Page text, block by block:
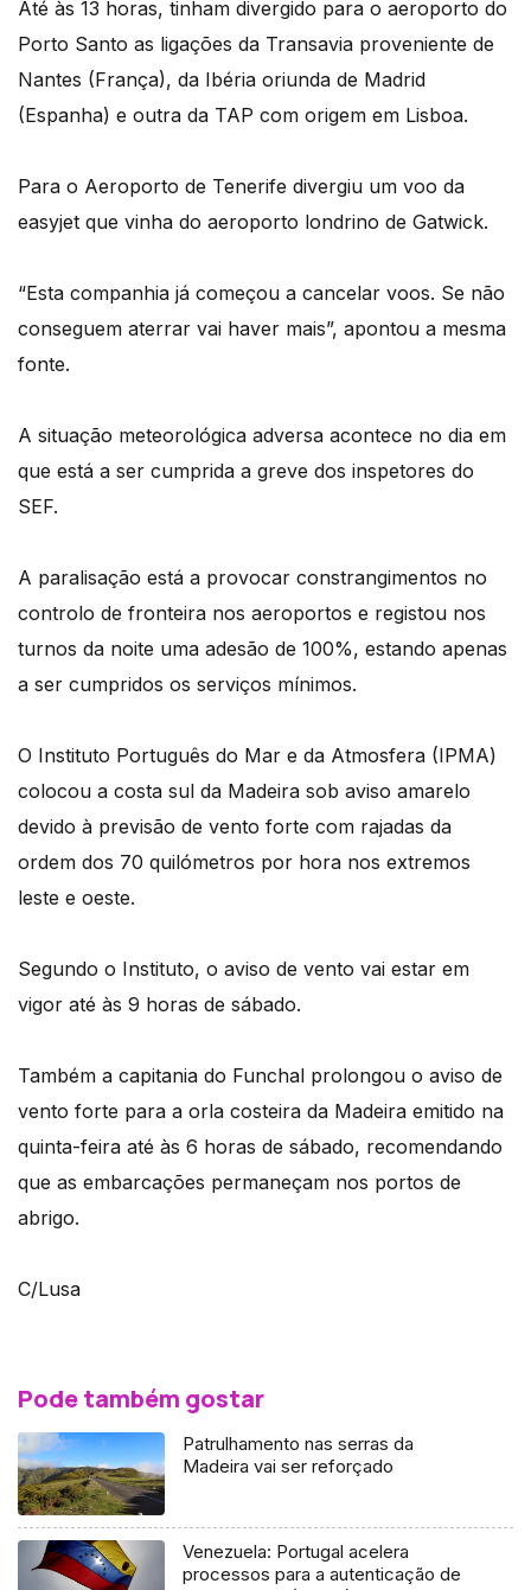
Até às 13 horas, tinham divergido para o aeroporto do
Porto Santo as ligações da Transavia proveniente de
Nantes (França), da Ibéria oriunda de Madrid
(Espanha) e outra da TAP com origem em Lisboa.
Para o Aeroporto de Tenerife divergiu um voo da
easyjet que vinha do aeroporto londrino de Gatwick.
“Esta companhia já começou a cancelar voos. Se não
conseguem aterrar vai haver mais”, apontou a mesma
fonte.
A situação meteorológica adversa acontece no dia em
que está a ser cumprida a greve dos inspetores do
SEF.
A paralisação está a provocar constrangimentos no
controlo de fronteira nos aeroportos e registou nos
turnos da noite uma adesão de 100%, estando apenas
a ser cumpridos os serviços mínimos.
O Instituto Português do Mar e da Atmosfera (IPMA)
colocou a costa sul da Madeira sob aviso amarelo
devido à previsão de vento forte com rajadas da
ordem dos 70 quilómetros por hora nos extremos
leste e oeste.
Segundo o Instituto, o aviso de vento vai estar em
vigor até às 9 horas de sábado.
Também a capitania do Funchal prolongou o aviso de
vento forte para a orla costeira da Madeira emitido na
quinta-feira até às 6 horas de sábado, recomendando
que as embarcações permaneçam nos portos de
abrigo.
C/Lusa
Pode também gostar
Patrulhamento nas serras da
Madeira vai ser reforçado
Venezuela: Portugal acelera
processos para a autenticação de